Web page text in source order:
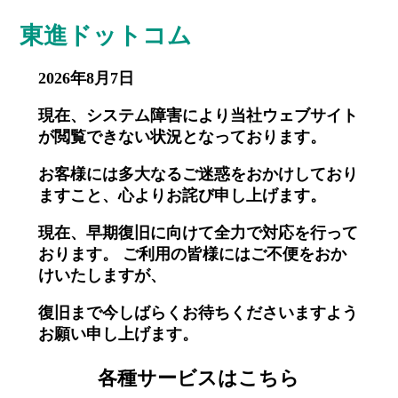
東進ドットコム
2026年8月7日
現在、システム障害により当社ウェブサイト
が閲覧できない状況となっております。
お客様には多大なるご迷惑をおかけしており
ますこと、心よりお詫び申し上げます。
現在、早期復旧に向けて全力で対応を行って
おります。 ご利用の皆様にはご不便をおか
けいたしますが、
復旧まで今しばらくお待ちくださいますよう
お願い申し上げます。
各種サービスはこちら